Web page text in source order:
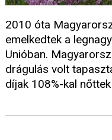
2010 óta
emelkedtek a
Unióban.
drágulás volt
díjak 108%-kal